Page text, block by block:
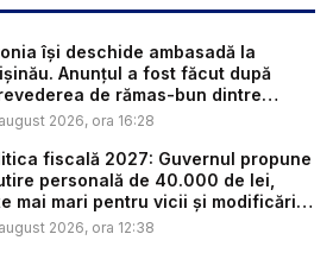
își deschide ambasadă la
Anunțul a fost făcut după
de rămas-bun dintre
2026, ora 16:28
fiscală 2027: Guvernul propune
personală de 40.000 de lei,
mai mari pentru vicii și modificări
2026, ora 12:38